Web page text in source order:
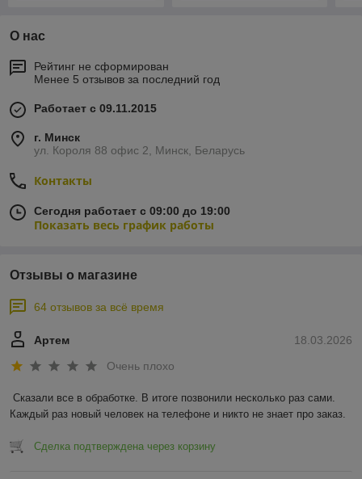
О нас
Рейтинг не сформирован
Менее 5 отзывов за последний год
Работает с 09.11.2015
г. Минск
ул. Короля 88 офис 2, Минск, Беларусь
Контакты
Сегодня работает с 09:00 до 19:00
Показать весь график работы
Отзывы о магазине
64 отзывов за всё время
18.03.2026
Артем
Очень плохо
Сказали все в обработке. В итоге позвонили несколько раз сами.
Каждый раз новый человек на телефоне и никто не знает про заказ.
Сделка подтверждена через корзину